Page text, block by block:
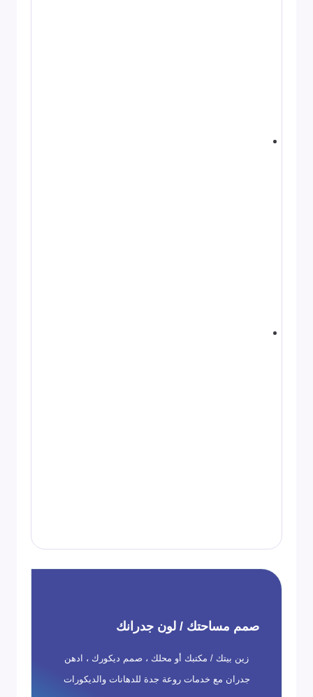
صمم مساحتك / لون جدرانك
زين بيتك / مكتبك أو محلك ، صمم ديكورك ، ادهن
جدران مع خدمات روعة جدة للدهانات والديكورات